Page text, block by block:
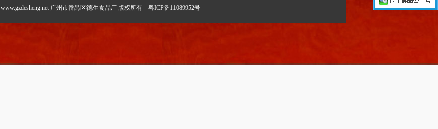
www.gzdesheng.net 广州市番禺区德生食品厂版权所有 粤ICP备11089952号